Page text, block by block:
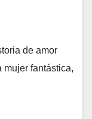
de amor
mujer fantástica,